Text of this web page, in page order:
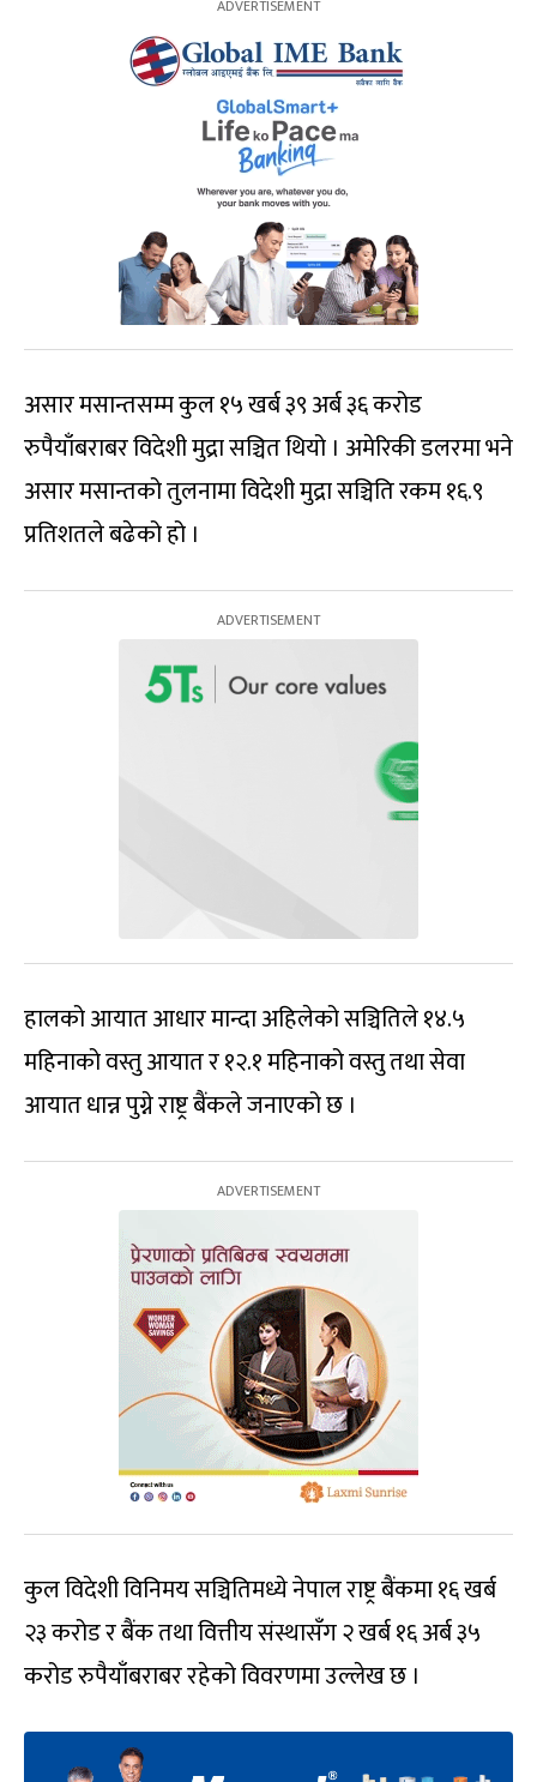
असार मसान्तसम्म कुल १५ खर्ब ३९ अर्ब ३६ करोड
रुपैयाँबराबर विदेशी मुद्रा सञ्चित थियो । अमेरिकी डलरमा भने
असार मसान्तको तुलनामा विदेशी मुद्रा सञ्चिति रकम १६.९
प्रतिशतले बढेको हो ।
हालको आयात आधार मान्दा अहिलेको सञ्चितिले १४.५
महिनाको वस्तु आयात र १२.१ महिनाको वस्तु तथा सेवा
आयात धान्न पुग्ने राष्ट्र बैंकले जनाएको छ ।
कुल विदेशी विनिमय सञ्चितिमध्ये नेपाल राष्ट्र बैंकमा १६ खर्ब
२३ करोड र बैंक तथा वित्तीय संस्थासँग २ खर्ब १६ अर्ब ३५
करोड रुपैयाँबराबर रहेको विवरणमा उल्लेख छ ।